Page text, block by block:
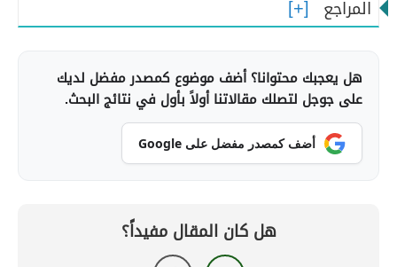
المراجع
هل يعجبك محتوانا؟ أضف موضوع كمصدر مفضل لديك
على جوجل لتصلك مقالاتنا أولاً بأول في نتائج البحث.
أضف كمصدر مفضل على Google
هل كان المقال مفيداً؟